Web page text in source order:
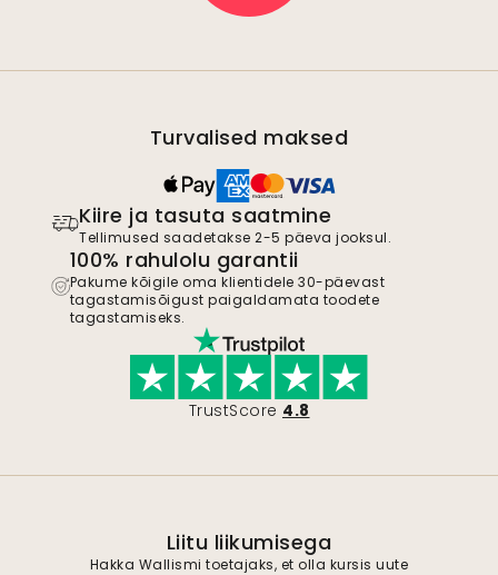
Turvalised maksed
Kiire ja tasuta saatmine
Tellimused saadetakse 2-5 päeva jooksul.
100% rahulolu garantii
Pakume kõigile oma klientidele 30-päevast
tagastamisõigust paigaldamata toodete
tagastamiseks.
TrustScore 4.8
Liitu liikumisega
Hakka Wallismi toetajaks, et olla kursis uute